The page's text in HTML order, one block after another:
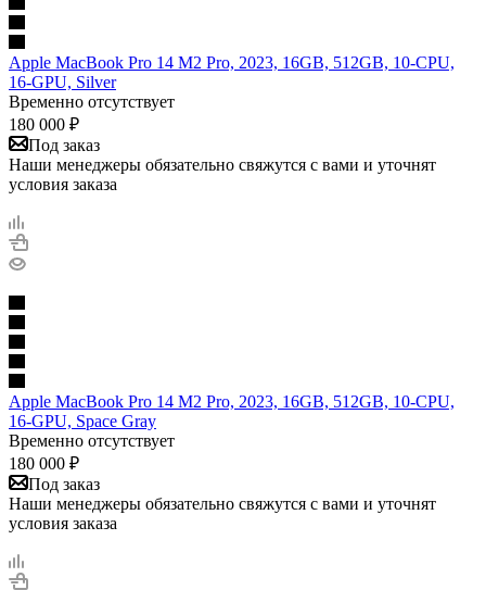
Apple MacBook Pro 14 M2 Pro, 2023, 16GB, 512GB, 10-CPU,
16-GPU, Silver
Временно отсутствует
180 000 ₽
Под заказ
Наши менеджеры обязательно свяжутся с вами и уточнят
условия заказа
Apple MacBook Pro 14 M2 Pro, 2023, 16GB, 512GB, 10-CPU,
16-GPU, Space Gray
Временно отсутствует
180 000 ₽
Под заказ
Наши менеджеры обязательно свяжутся с вами и уточнят
условия заказа